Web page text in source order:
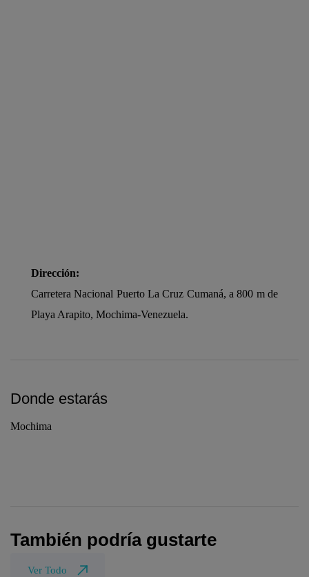
Dirección:
Carretera Nacional Puerto La Cruz Cumaná, a 800 m de
Playa Arapito, Mochima-Venezuela.
Donde estarás
Mochima
También podría gustarte
Ver Todo